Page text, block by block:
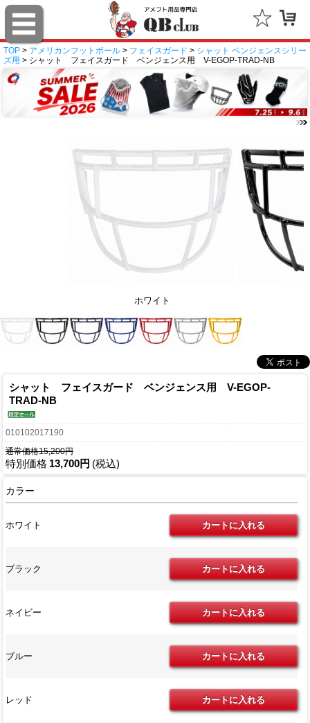
TOP > アメリカンフットボール > フェイスガード > シャット ベンジェンスシリー
ズ用 > シャット フェイスガード ベンジェンス用 V-EGOP-TRAD-NB
ホワイト
シャット フェイスガード ベンジェンス用 V-EGOP-
TRAD-NB
010102017190
通常価格15,200円
特別価格 13,700円 (税込)
カラー
ホワイト
ブラック
ネイビー
ブルー
レッド